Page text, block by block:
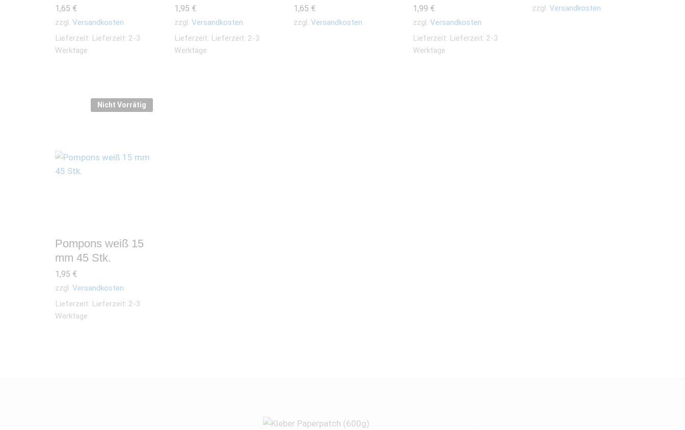
1,65 €
zzgl. Versandkosten
Lieferzeit: Lieferzeit: 2-3
Werktage
1,95 €
zzgl. Versandkosten
Lieferzeit: Lieferzeit: 2-3
Werktage
1,65 €
zzgl. Versandkosten
1,99 €
zzgl. Versandkosten
Lieferzeit: Lieferzeit: 2-3
Werktage
zzgl. Versandkosten
Nicht Vorrätig
Pompons weiß 15
mm 45 Stk.
1,95 €
zzgl. Versandkosten
Lieferzeit: Lieferzeit: 2-3
Werktage